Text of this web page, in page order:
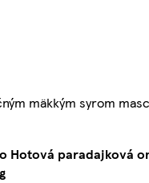
mäkkým syrom
Hotová paradajková